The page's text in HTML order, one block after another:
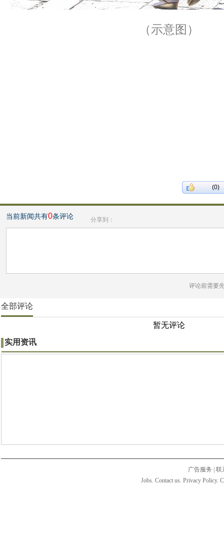
（示意图）
(0)
当前新闻共有0条评论 分享到：
评论前需要
全部评论
暂无评论
实用资讯
广告服务
联
Jobs. Contact us. Privacy Policy.